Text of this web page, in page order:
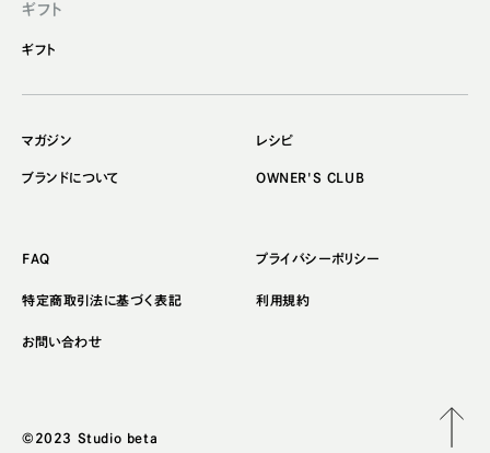
ギフト
ギフト
マガジン レシピ
ブランドについて OWNER'S CLUB
FAQ プライバシーポリシー
特定商取引法に基づく表記 利用規約
お問い合わせ
©2023 Studio beta